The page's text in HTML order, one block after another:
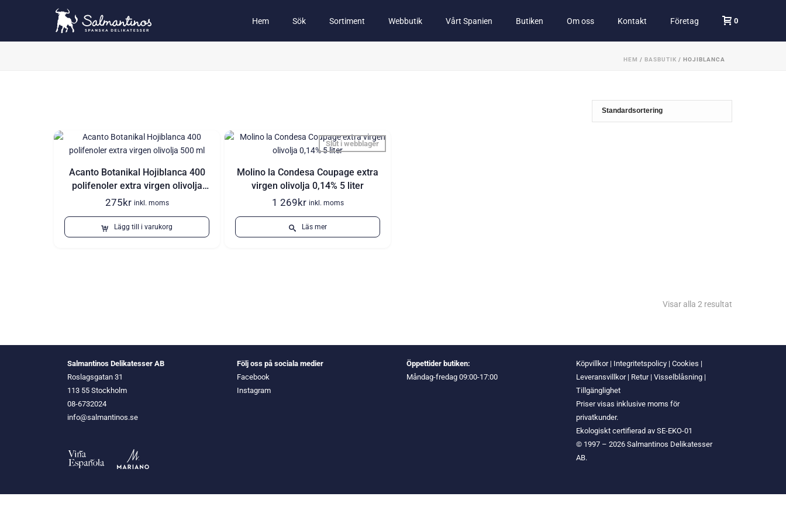
Hem Sök Sortiment Webbutik Vårt Spanien Butiken Om oss Kontakt Företag 0
HEM / BASBUTIK / HOJIBLANCA
Acanto Botanikal Hojiblanca 400
polifenoler extra virgen olivolja
500 ml
275kr inkl. moms
Lägg till i varukorg
Molino la Condesa Coupage extra
virgen olivolja 0,14% 5 liter
Slut i webblager
1 269kr inkl. moms
Läs mer
Visar alla 2 resultat
Salmantinos Delikatesser AB
Roslagsgatan 31
113 55 Stockholm
08-6732024
info@salmantinos.se
Följ oss på sociala medier
Facebook
Instagram
Öppettider butiken:
Måndag-fredag 09:00-17:00
Köpvillkor| Integritetspolicy |Cookies |
Leveransvillkor| Retur|Visselblåsning |
Tillgänglighet
Priser visas inklusive moms för
privatkunder.
Ekologiskt certifierad av SE-EKO-01
© 1997 – 2026 Salmantinos Delikatesser
AB.